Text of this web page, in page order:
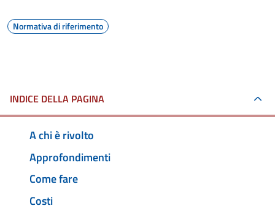
Normativa di riferimento
INDICE DELLA PAGINA
A chi è rivolto
Approfondimenti
Come fare
Costi